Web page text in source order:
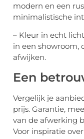
modern en een
minimalistische
– Kleur in echt
in een showroom,
afwijken.
Een
Vergelijk je
prijs. Garantie,
van de afwerking
Voor inspiratie